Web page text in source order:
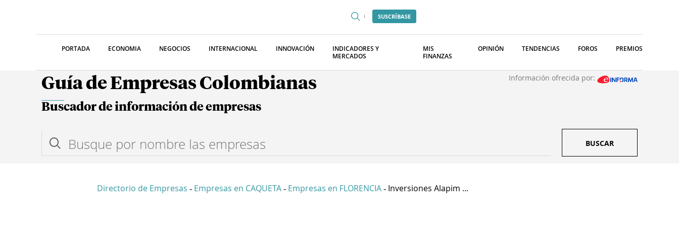
SUSCRÍBASE
PORTADA ECONOMIA NEGOCIOS INTERNACIONAL INNOVACIÓN
INDICADORES Y
MERCADOS
MIS
FINANZAS
OPINIÓN TENDENCIAS FOROS PREMIOS
Guía de Empresas Colombianas Información ofrecida por:
Buscador de información de empresas
BUSCAR
Directorio de Empresas - Empresas en CAQUETA - Empresas en FLORENCIA - Inversiones Alapim ...